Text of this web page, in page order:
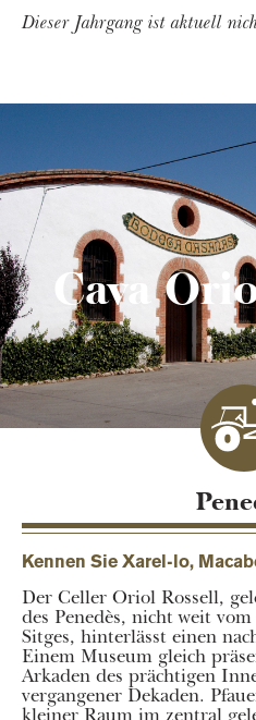
Dieser Jahrgang ist aktuell
Cava
Kennen Sie Xarel-lo,
Der Celler Oriol Rossell,
des Penedès, nicht weit
Sitges, hinterlässt einen
Einem Museum gleich
Arkaden des prächtigen
vergangener Dekaden.
kleiner Raum im zentral